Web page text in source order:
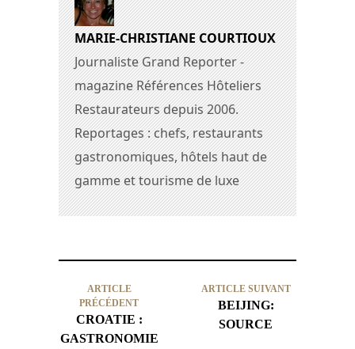
MARIE-CHRISTIANE COURTIOUX
Journaliste Grand Reporter -
magazine Références Hôteliers
Restaurateurs depuis 2006.
Reportages : chefs, restaurants
gastronomiques, hôtels haut de
gamme et tourisme de luxe
ARTICLE
PRÉCÉDENT
CROATIE :
GASTRONOMIE
ARTICLE SUIVANT
BEIJING:
SOURCE